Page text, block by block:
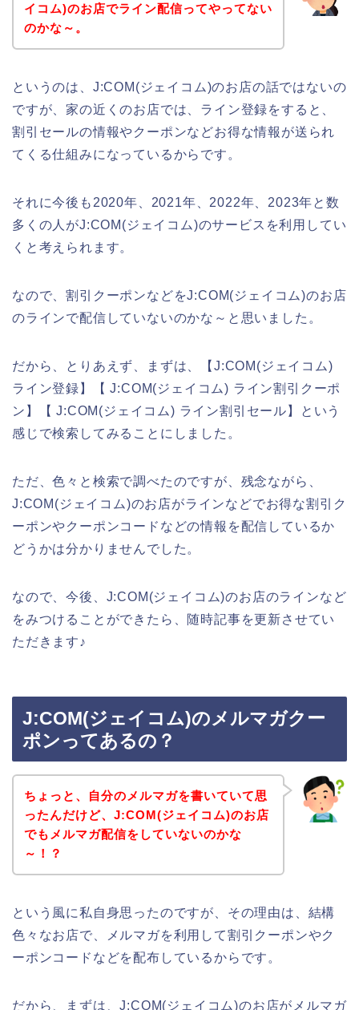
イコム)のお店でライン配信ってやってない
のかな～。
というのは、J:COM(ジェイコム)のお店の話ではないの
ですが、家の近くのお店では、ライン登録をすると、
割引セールの情報やクーポンなどお得な情報が送られ
てくる仕組みになっているからです。
それに今後も2020年、2021年、2022年、2023年と数
多くの人がJ:COM(ジェイコム)のサービスを利用してい
くと考えられます。
なので、割引クーポンなどをJ:COM(ジェイコム)のお店
のラインで配信していないのかな～と思いました。
だから、とりあえず、まずは、【J:COM(ジェイコム)
ライン登録】【 J:COM(ジェイコム) ライン割引クーポ
ン】【 J:COM(ジェイコム) ライン割引セール】という
感じで検索してみることにしました。
ただ、色々と検索で調べたのですが、残念ながら、
J:COM(ジェイコム)のお店がラインなどでお得な割引ク
ーポンやクーポンコードなどの情報を配信しているか
どうかは分かりませんでした。
なので、今後、J:COM(ジェイコム)のお店のラインなど
をみつけることができたら、随時記事を更新させてい
ただきます♪
J:COM(ジェイコム)のメルマガクー
ポンってあるの？
ちょっと、自分のメルマガを書いていて思
ったんだけど、J:COM(ジェイコム)のお店
でもメルマガ配信をしていないのかな
～！？
という風に私自身思ったのですが、その理由は、結構
色々なお店で、メルマガを利用して割引クーポンやク
ーポンコードなどを配布しているからです。
だから、まずは、J:COM(ジェイコム)のお店がメルマガ